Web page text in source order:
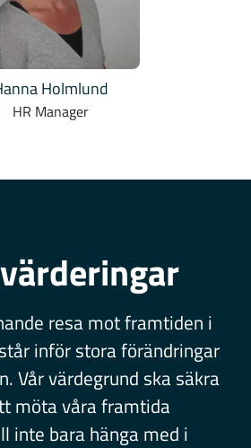
Holmlund
HR Manager
resa mot framtiden i
inför stora förändringar
Vår värdegrund ska säkra
möta våra framtida
inte bara hänga med i